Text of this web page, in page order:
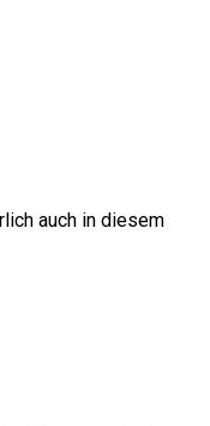
auch in diesem